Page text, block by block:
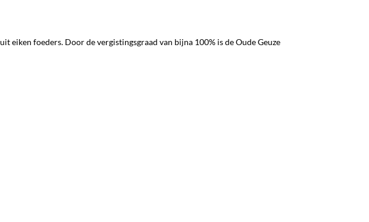
eiken foeders. Door de vergistingsgraad van bijna 100% is de Oude Geuze